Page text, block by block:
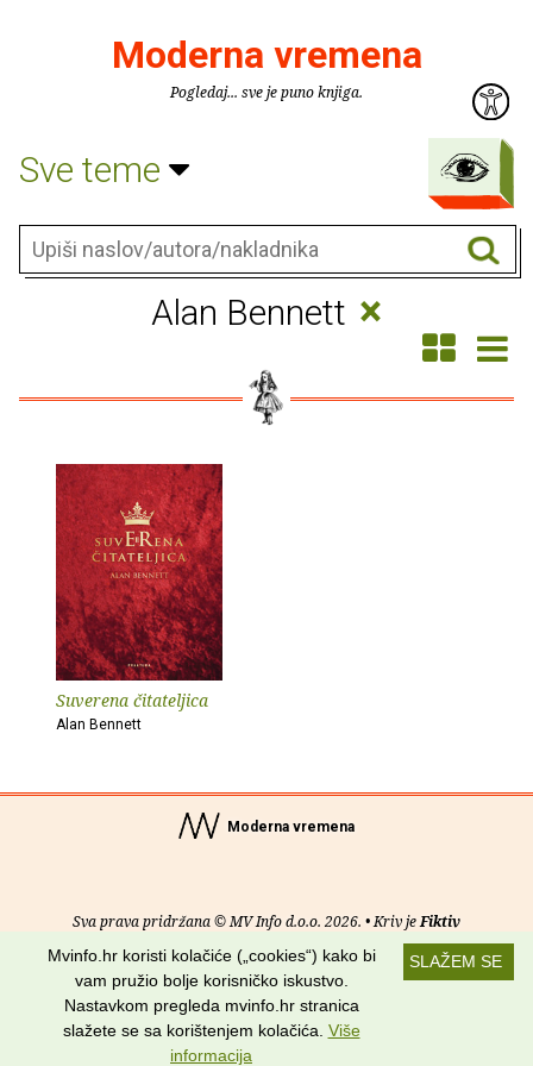
Moderna vremena
Pogledaj... sve je puno knjiga.
Sve teme
Alan Bennett ×
Suverena čitateljica
Alan Bennett
Moderna vremena
Sva prava pridržana © MV Info d.o.o. 2026. • Kriv jeFiktiv
Uvjeti korištenja RSS kanali
Potraži nas na:
SLAŽEM SE
Mvinfo.hr koristi kolačiće („cookies“) kako bi
vam pružio bolje korisničko iskustvo.
Nastavkom pregleda mvinfo.hr stranica
slažete se sa korištenjem kolačića. Više
informacija